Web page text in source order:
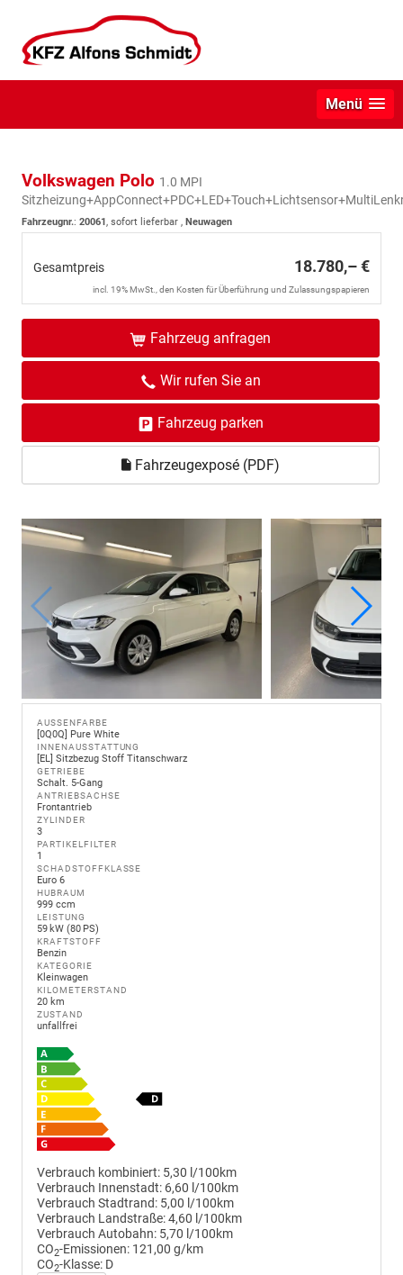
Menü
Volkswagen Polo 1.0 MPI
Fahrzeugnr.: 20061, sofort lieferbar , Neuwagen
Gesamtpreis 18.780,– €
incl. 19% MwSt., den Kosten für Überführung und Zulassungspapieren
Fahrzeug anfragen
Wir rufen Sie an
Fahrzeug parken
Fahrzeugexposé (PDF)
AUSSENFARBE
[0Q0Q] Pure White
INNENAUSSTATTUNG
[EL] Sitzbezug Stoff Titanschwarz
GETRIEBE
Schalt. 5-Gang
ANTRIEBSACHSE
Frontantrieb
ZYLINDER
3
PARTIKELFILTER
1
SCHADSTOFFKLASSE
Euro 6
HUBRAUM
999 ccm
LEISTUNG
59 kW (80 PS)
KRAFTSTOFF
Benzin
KATEGORIE
Kleinwagen
KILOMETERSTAND
20 km
ZUSTAND
unfallfrei
Verbrauch kombiniert: 5,30 l/100km
Verbrauch Innenstadt: 6,60 l/100km
Verbrauch Stadtrand: 5,00 l/100km
Verbrauch Landstraße:4,60 l/100km
Verbrauch Autobahn: 5,70 l/100km
CO2-Emissionen: 121,00 g/km
CO2-Klasse: D